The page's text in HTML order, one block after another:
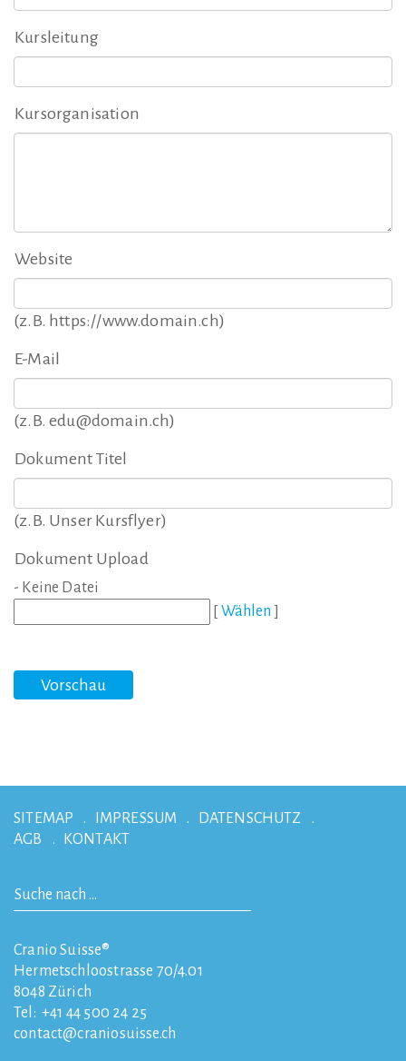
Kursleitung
Kursorganisation
Website
(z.B. https://www.domain.ch)
E-Mail
(z.B. edu@domain.ch)
Dokument Titel
(z.B. Unser Kursflyer)
Dokument Upload
- Keine Datei
[Wählen ]
SITEMAP IMPRESSUM
DATENSCHUTZ
AGB
KONTAKT
Cranio Suisse®
Hermetschloostrasse 70/4.01
8048 Zürich
Tel: +41 44 500 24 25
contact
craniosuisse.ch